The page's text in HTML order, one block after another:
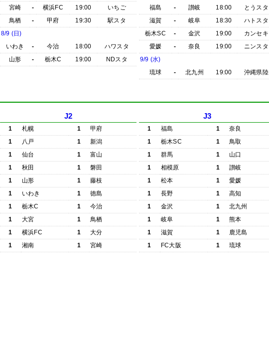
宮崎
- 横浜FC 19:00
いちご
鳥栖
- 甲府 19:30
駅スタ
8/9 (日)
いわき
- 今治 18:00
ハワスタ
山形
- 栃木C 19:00 NDスタ
福島
- 讃岐 18:00
とうスタ
滋賀
- 岐阜 18:30
ハトスタ
栃木SC
- 金沢 19:00
カンセキ
愛媛
- 奈良 19:00
ニンスタ
9/9 (水)
琉球
- 北九州 19:00 沖縄県陸
J2
1 札幌 1
甲府
1
八戸 1
新潟
1
仙台 1
富山
1
秋田 1
磐田
1
山形 1
藤枝
1
いわき 1
徳島
1
栃木C 1
今治
1
大宮 1
鳥栖
1
横浜FC 1
大分
1
湘南 1 宮崎
J3
1 福島 1
奈良
1
栃木SC 1
鳥取
1
群馬 1
山口
1
相模原 1
讃岐
1
松本 1
愛媛
1
長野 1
高知
1
金沢 1
北九州
1
岐阜 1
熊本
1
滋賀 1
鹿児島
1
FC大阪 1 琉球